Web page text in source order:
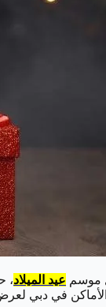
موسم عيد الميلاد،
في دبي